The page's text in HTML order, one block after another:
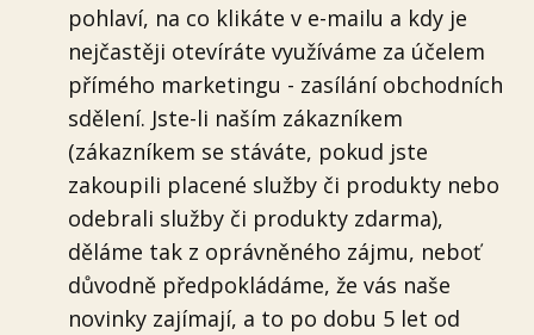
pohlaví, na co klikáte v e-mailu a kdy je
nejčastěji otevíráte využíváme za účelem
přímého marketingu - zasílání obchodních
sdělení. Jste-li naším zákazníkem
(zákazníkem se stáváte, pokud jste
zakoupili placené služby či produkty nebo
odebrali služby či produkty zdarma),
děláme tak z oprávněného zájmu, neboť
důvodně předpokládáme, že vás naše
novinky zajímají, a to po dobu 5 let od